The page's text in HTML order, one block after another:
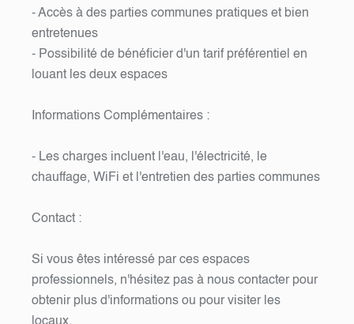
- Accès à des parties communes pratiques et bien
entretenues
- Possibilité de bénéficier d'un tarif préférentiel en
louant les deux espaces
Informations Complémentaires :
- Les charges incluent l'eau, l'électricité, le
chauffage, WiFi et l'entretien des parties communes
Contact :
Si vous êtes intéressé par ces espaces
professionnels, n'hésitez pas à nous contacter pour
obtenir plus d'informations ou pour visiter les